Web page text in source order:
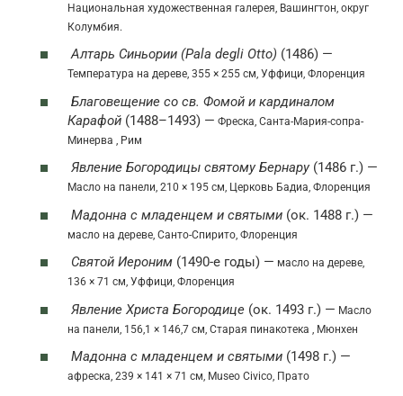
Национальная художественная галерея, Вашингтон, округ
Колумбия.
Алтарь Синьории (Pala degli Otto) (1486) —
Температура на дереве, 355 × 255 см, Уффици, Флоренция
Благовещение со св. Фомой и кардиналом
Карафой (1488–1493) — Фреска, Санта-Мария-сопра-
Минерва , Рим
Явление Богородицы святому Бернару(1486 г.) —
Масло на панели, 210 × 195 см, Церковь Бадиа, Флоренция
Мадонна с младенцем и святыми (ок. 1488 г.) —
масло на дереве, Санто-Спирито, Флоренция
Святой Иероним (1490-е годы) — масло на дереве,
136 × 71 см, Уффици, Флоренция
Явление Христа Богородице (ок. 1493 г.) — Масло
на панели, 156,1 × 146,7 см, Старая пинакотека , Мюнхен
Мадонна с младенцем и святыми (1498 г.) —
афреска, 239 × 141 × 71 см, Museo Civico, Прато